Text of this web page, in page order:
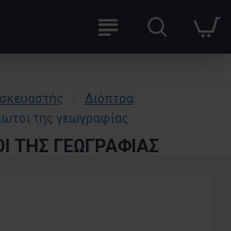
Διόπτρα
της γεωγραφίας
ΤΗΣ ΓΕΩΓΡΑΦΊΑΣ